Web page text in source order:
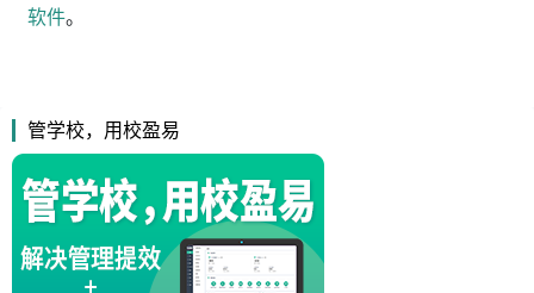
软件。
管学校，用校盈易